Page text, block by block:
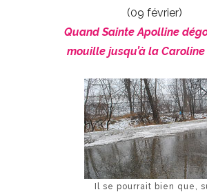
(09 février)
Quand Sainte Apolline
mouille jusqu’à la Caroline
Il se pourrait bien que,